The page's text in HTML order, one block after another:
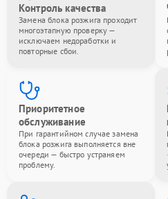
Контроль качества
Замена блока розжига проходит
многоэтапную проверку —
исключаем недоработки и
повторные сбои.
Приоритетное
обслуживание
При гарантийном случае замена
блока розжига выполняется вне
очереди — быстро устраняем
проблему.